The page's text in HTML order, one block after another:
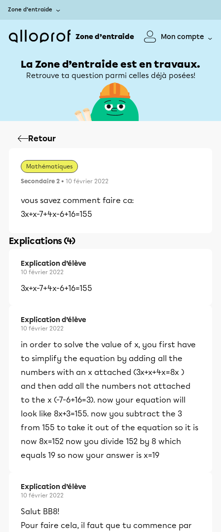
Zone d’entraide
Zone d’entraide Mon compte
La Zone d’entraide est en travaux.
Retrouve ta question parmi celles déjà posées!
Retour
Mathématiques
Secondaire 2 • 10 février 2022
vous savez comment faire ca:
3x+x-7+4x-6+16=155
Explications (4)
Explication d’élève
10 février 2022
3x+x-7+4x-6+16=155
Explication d’élève
10 février 2022
in order to solve the value of x, you first have
to simplify the equation by adding all the
numbers with an x attached (3x+x+4x=8x )
and then add all the numbers not attached
to the x (-7-6+16=3). now your equation will
look like 8x+3=155. now you subtract the 3
from 155 to take it out of the equation so it is
now 8x=152 now you divide 152 by 8 which
equals 19 so now your answer is x=19
Explication d’élève
10 février 2022
Salut BB8!
Pour faire cela, il faut que tu commence par